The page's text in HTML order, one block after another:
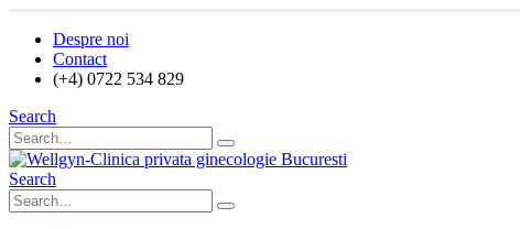
Despre noi
Contact
(+4) 0722 534 829
Search
Search